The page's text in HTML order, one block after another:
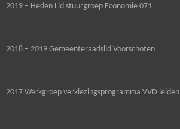
2019 – Heden Lid stuurgroep Economie 071
2018 – 2019 Gemeenteraadslid Voorschoten
2017 Werkgroep verkiezingsprogramma VVD leiden